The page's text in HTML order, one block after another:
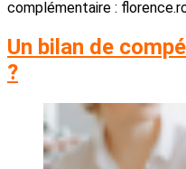
complémentaire :
Un bilan de
?